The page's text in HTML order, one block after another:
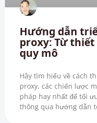
Hướng dẫn
proxy: Từ
quy mô
Hãy tìm hiểu về cách
proxy, các chiến lược
pháp hay nhất để tối
thông qua hướng dẫn